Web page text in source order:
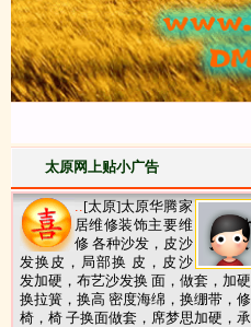
太原网上贴小广告
..[太原]太原华腾家
居维修装饰主要维
修 各种沙发，皮沙
发换皮，局部换 皮，皮沙
发加硬，布艺沙发换 面，做套，加硬
换拉簧，换高 密度海绵，换绷带，
椅，椅 子换面做套，席梦思加硬，